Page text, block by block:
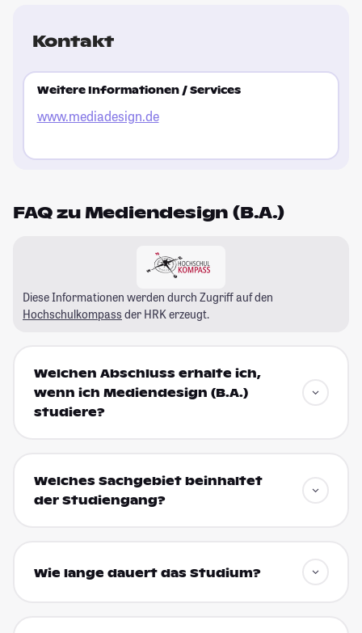
Kontakt
Weitere Informationen / Services
www.mediadesign.de
FAQ zu Mediendesign (B.A.)
Diese Informationen werden durch Zugriff auf den
Hochschulkompass der HRK erzeugt.
Welchen Abschluss erhalte ich,
wenn ich Mediendesign (B.A.)
studiere?
Welches Sachgebiet beinhaltet
der Studiengang?
Wie lange dauert das Studium?